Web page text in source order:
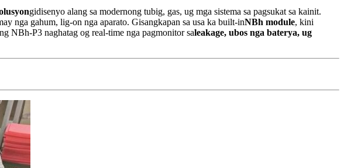
gidisenyo alang sa modernong tubig, gas, ug mga sistema sa pagsukat sa kainit.
nga gahum, lig-on nga aparato. Gisangkapan sa usa ka built-inNBh module, kini
NBh-P3 naghatag og real-time nga pagmonitor saleakage, ubos nga baterya, ug